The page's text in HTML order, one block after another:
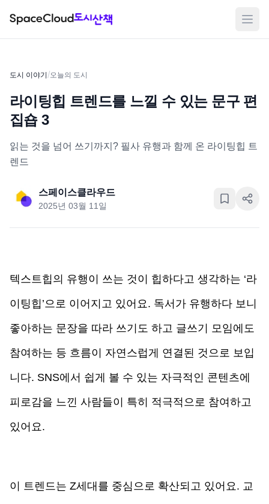
메뉴
도시 이야기 /오늘의 도시
라이팅힙 트렌드를 느낄 수 있는 문구 편
집숍 3
읽는 것을 넘어 쓰기까지? 필사 유행과 함께 온 라이팅힙 트
렌드
스페이스클라우드
2025년 03월 11일
텍스트힙의 유행이 쓰는 것이 힙하다고 생각하는 ‘라
이팅힙’으로 이어지고 있어요. 독서가 유행하다 보니
좋아하는 문장을 따라 쓰기도 하고 글쓰기 모임에도
참여하는 등 흐름이 자연스럽게 연결된 것으로 보입
니다. SNS에서 쉽게 볼 수 있는 자극적인 콘텐츠에
피로감을 느낀 사람들이 특히 적극적으로 참여하고
있어요.
이 트렌드는 Z세대를 중심으로 확산되고 있어요. 교